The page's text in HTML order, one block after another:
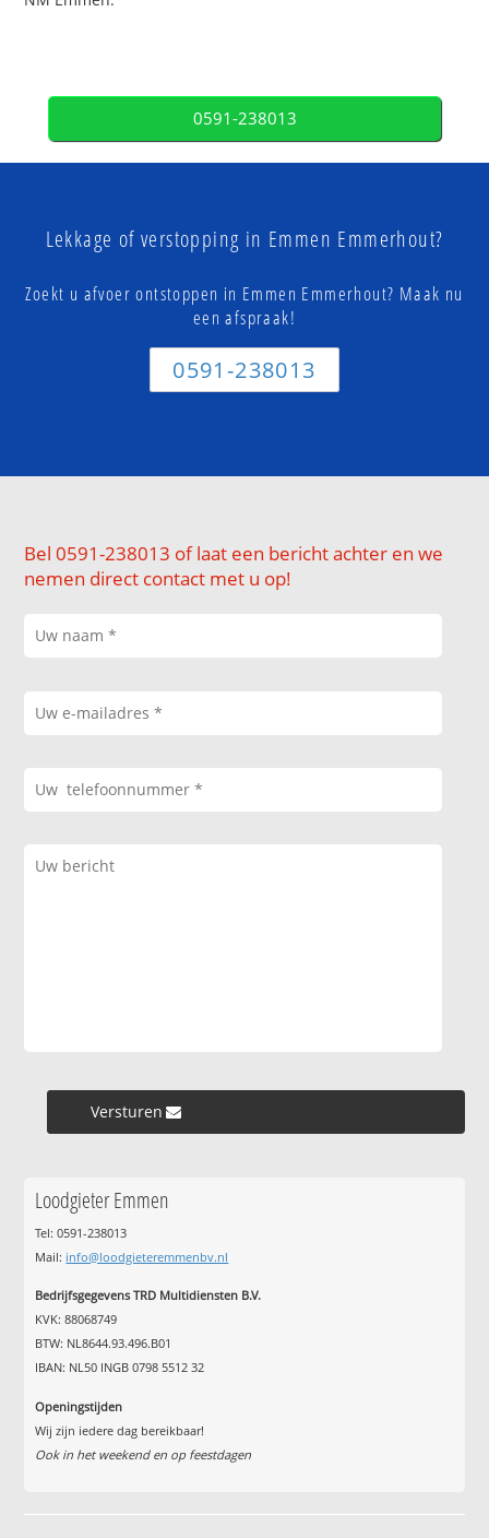
0591-238013
Lekkage of verstopping in Emmen Emmerhout?
Zoekt u afvoer ontstoppen in Emmen Emmerhout? Maak nu
een afspraak!
0591-238013
Bel 0591-238013 of laat een bericht achter en we
nemen direct contact met u op!
Versturen »
Loodgieter Emmen
Tel: 0591-238013
Mail: info@loodgieteremmenbv.nl
Bedrijfsgegevens TRD Multidiensten B.V.
KVK: 88068749
BTW: NL8644.93.496.B01
IBAN: NL50 INGB 0798 5512 32
Openingstijden
Wij zijn iedere dag bereikbaar!
Ook in het weekend en op feestdagen